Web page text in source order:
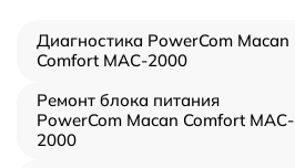
Диагностика PowerCom Macan
Comfort MAC-2000
Ремонт блока питания
PowerCom Macan Comfort MAC-
2000